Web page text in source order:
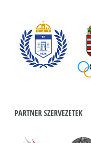
PARTNER SZERVEZETEK